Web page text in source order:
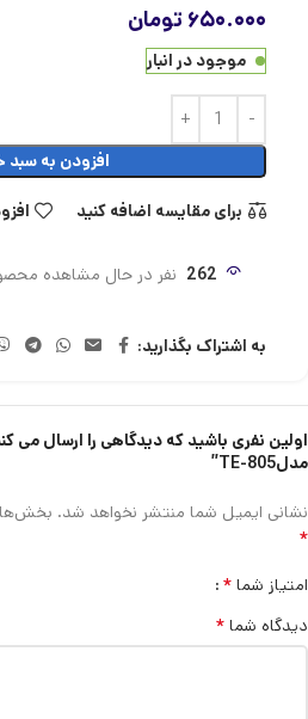
۶۵۰.۰۰۰ تومان
موجود در انبار
افزودن به سبد
برای مقایسه اضافه کنید
262 نفر در حال مشاهده
به اشتراک بگذارید:
اولین نفری باشید که دیدگاهی را ارسال می
مدلTE-805”
نشانی ایمیل شما منتشر نخواهد شد.
*
امتیاز شما *
دیدگاه شما *